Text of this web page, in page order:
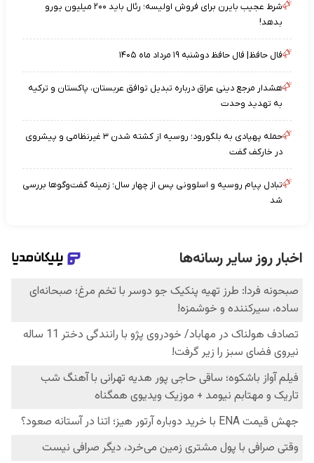
شرط عجیب بایرن برای فروش اولیسه؛ رئال باید ۲۰۰ میلیون یورو
بدهد!
فال حافظ| فال حافظ دوشنبه ۱۹ مرداد ماه ۱۴۰۵
هشدار مرجع دینی عراق درباره تبدیل توافق عربستان، پاکستان و ترکیه
به تهدید وحدت
حمله پهپادی به بلگورود؛ روسیه از کشته شدن ۳ غیرنظامی و پیشروی
در خارکف گفت
تبادل پیام روسیه و اسلوونی پس از چهار سال؛ زمینه‌ گفت‌وگوها بررسی
شد